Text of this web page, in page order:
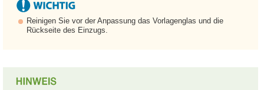
Reinigen Sie vor der Anpassung das Vorlagenglas und die
Rückseite des Einzugs.